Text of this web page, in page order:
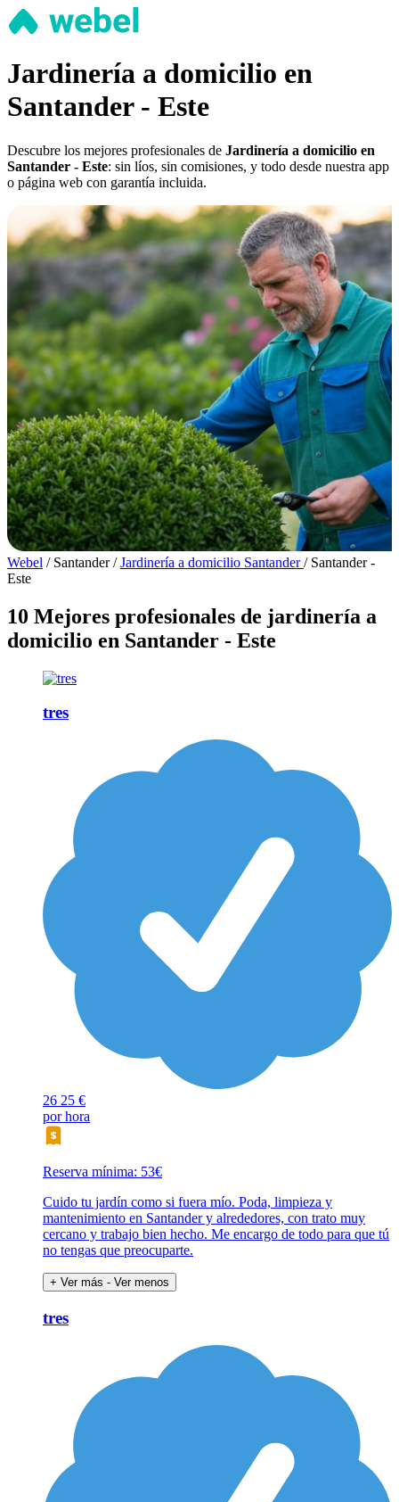
Jardinería a domicilio en
Santander - Este
Descubre los mejores profesionales de Jardinería a domicilio en
Santander - Este: sin líos, sin comisiones, y todo desde nuestra app
o página web con garantía incluida.
Webel / Santander / Jardinería a domicilio Santander/ Santander -
Este
10 Mejores profesionales de jardinería a
domicilio en Santander - Este
tres
26 25 €
por hora
Reserva mínima: 53€
Cuido tu jardín como si fuera mío. Poda, limpieza y
mantenimiento en Santander y alrededores, con trato muy
cercano y trabajo bien hecho. Me encargo de todo para que tú
no tengas que preocuparte.
+ Ver más - Ver menos
tres